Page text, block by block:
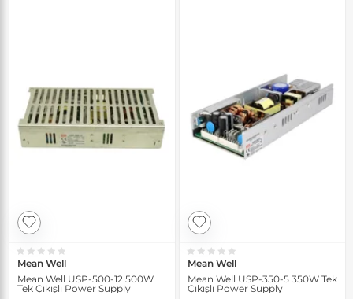
Mean Well
Mean Well USP-500-12 500W
Tek Çıkışlı Power Supply
Mean Well
Mean Well USP-350-5 350W Tek
Çıkışlı Power Supply